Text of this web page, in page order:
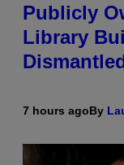
Publicly
Library
7 hours agoBy